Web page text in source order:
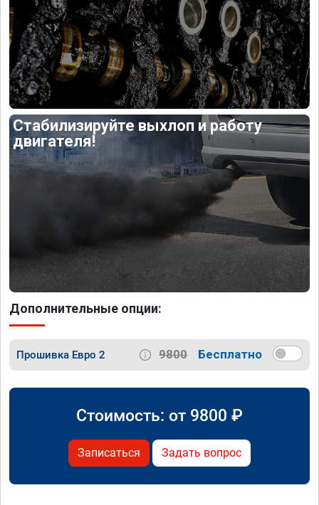
Стабилизируйте выхлоп и работу
двигателя!
Дополнительные опции:
Прошивка Евро 2 9800 Бесплатно
Стоимость: от 9800 ₽
Записаться Задать вопрос